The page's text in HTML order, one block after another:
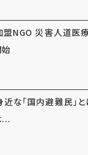
盟NGO 災害人道医
近な「国内避難民」
...